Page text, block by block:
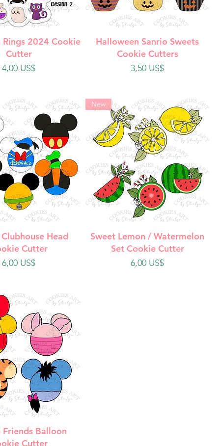
rápida
Rings 2024 Cookie
Cutter
Precio
4,00 US$
Vista rápida
Halloween Sanrio Sweets
Cookie Cutters
Precio
3,50 US$
rápida Head
Cutter
Precio
6,00 US$
Vista rápida
New
Sweet Lemon / Watermelon
Set Cookie Cutter
Precio
6,00 US$
rápida
Friends Balloon
Cutter